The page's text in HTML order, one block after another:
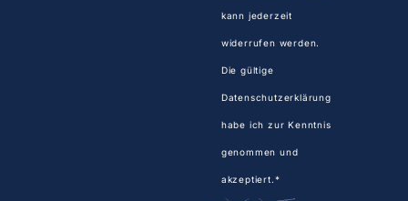
kann jederzeit
widerrufen werden.
Die gültige
Datenschutzerklärung
habe ich zur Kenntnis
genommen und
akzeptiert.*